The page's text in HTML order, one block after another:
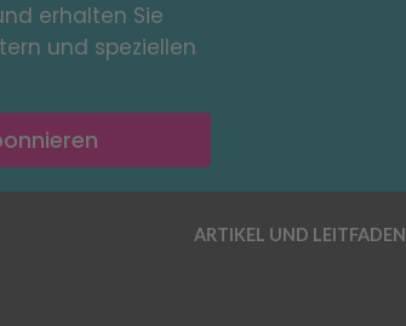
erhalten Sie
und speziellen
ARTIKEL UND LEITFADEN